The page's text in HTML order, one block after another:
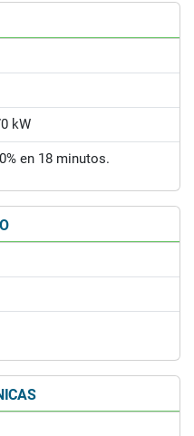
kW
en 18 minutos.